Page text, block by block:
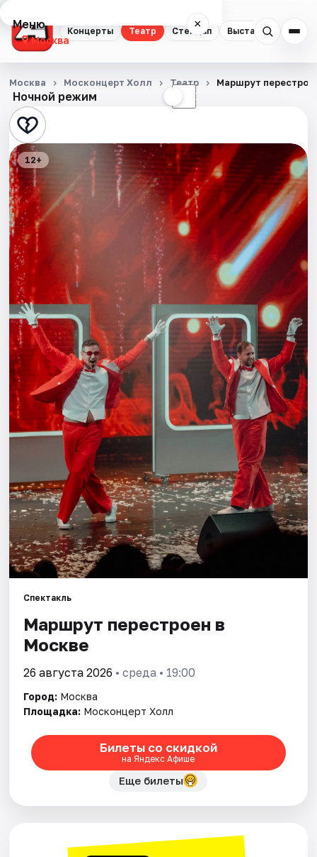
Концерты Театр Стендап Выставки
Меню ×
Москва
Концерты
Театр
Стендап
Выставки
Квесты
Экскурсии
Спорт
События
Города
Площадки
Артисты
Рейтинги
Ночной режим ☾
Москва Москонцерт Холл Театр Маршрут
12+
Спектакль
Маршрут перестроен в
Москве
26 августа 2026 • среда • 19:00
Город: Москва
Площадка: Москонцерт Холл
Билеты со скидкой
на Яндекс Афише
Еще билеты